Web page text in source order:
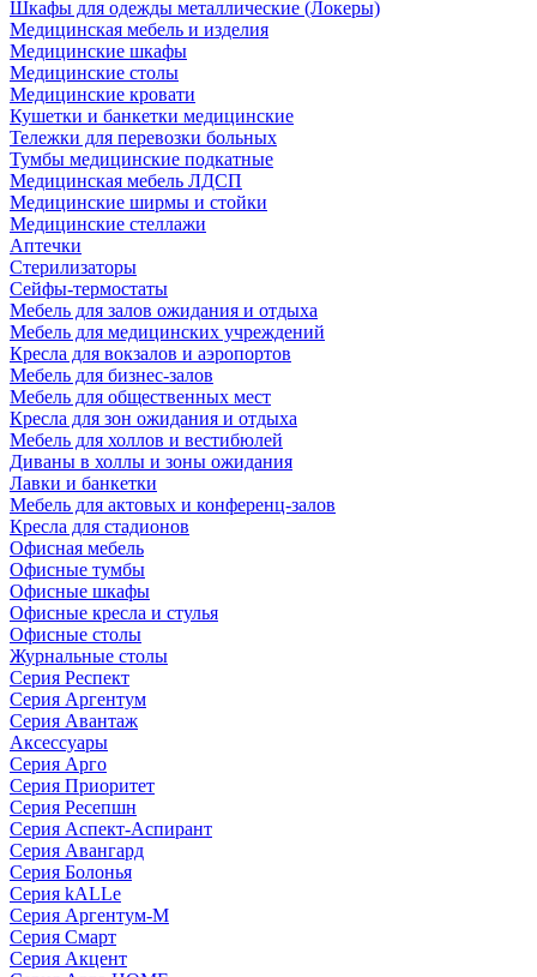
Шкафы для одежды металлические (Локеры)
Медицинская мебель и изделия
Медицинские шкафы
Медицинские столы
Медицинские кровати
Кушетки и банкетки медицинские
Тележки для перевозки больных
Тумбы медицинские подкатные
Медицинская мебель ЛДСП
Медицинские ширмы и стойки
Медицинские стеллажи
Аптечки
Стерилизаторы
Сейфы-термостаты
Мебель для залов ожидания и отдыха
Мебель для медицинских учреждений
Кресла для вокзалов и аэропортов
Мебель для бизнес-залов
Мебель для общественных мест
Кресла для зон ожидания и отдыха
Мебель для холлов и вестибюлей
Диваны в холлы и зоны ожидания
Лавки и банкетки
Мебель для актовых и конференц-залов
Кресла для стадионов
Офисная мебель
Офисные тумбы
Офисные шкафы
Офисные кресла и стулья
Офисные столы
Журнальные столы
Серия Респект
Серия Аргентум
Серия Авантаж
Аксессуары
Серия Арго
Серия Приоритет
Серия Ресепшн
Серия Аспект-Аспирант
Серия Авангард
Серия Болонья
Серия kALLe
Серия Аргентум-М
Серия Смарт
Серия Акцент